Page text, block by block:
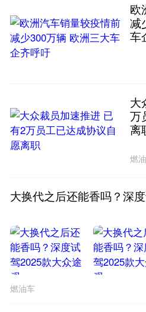
欧
减
车
大
万
离
燃
大换代之后还能香吗？深
燃油车